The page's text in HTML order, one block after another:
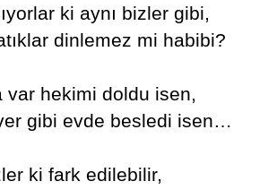
ki aynı bizler gibi,
dinlemez mi habibi?
var hekimi doldu isen,
gibi evde besledi isen…
ki fark edilebilir,